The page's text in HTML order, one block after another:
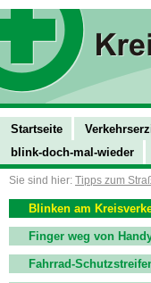
Startseite
blink-doch-mal-wieder
Sie sind hier: Tipps zum
Blinken am
Finger weg von
Fahrrad-